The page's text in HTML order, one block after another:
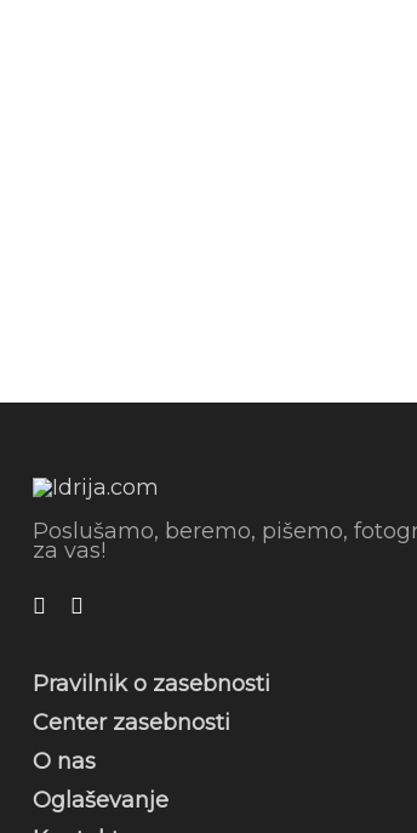
Poslušamo, beremo, pišemo,
za vas!
Pravilnik o zasebnosti
Center zasebnosti
O nas
Oglaševanje